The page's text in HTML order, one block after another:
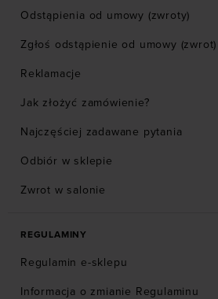
Odstąpienia od umowy (zwroty)
Zgłoś odstąpienie od umowy (zwrot)
Reklamacje
Jak złożyć zamówienie?
Najczęściej zadawane pytania
Odbiór w sklepie
Zwrot w salonie
REGULAMINY
Regulamin e-sklepu
Informacja o zmianie Regulaminu